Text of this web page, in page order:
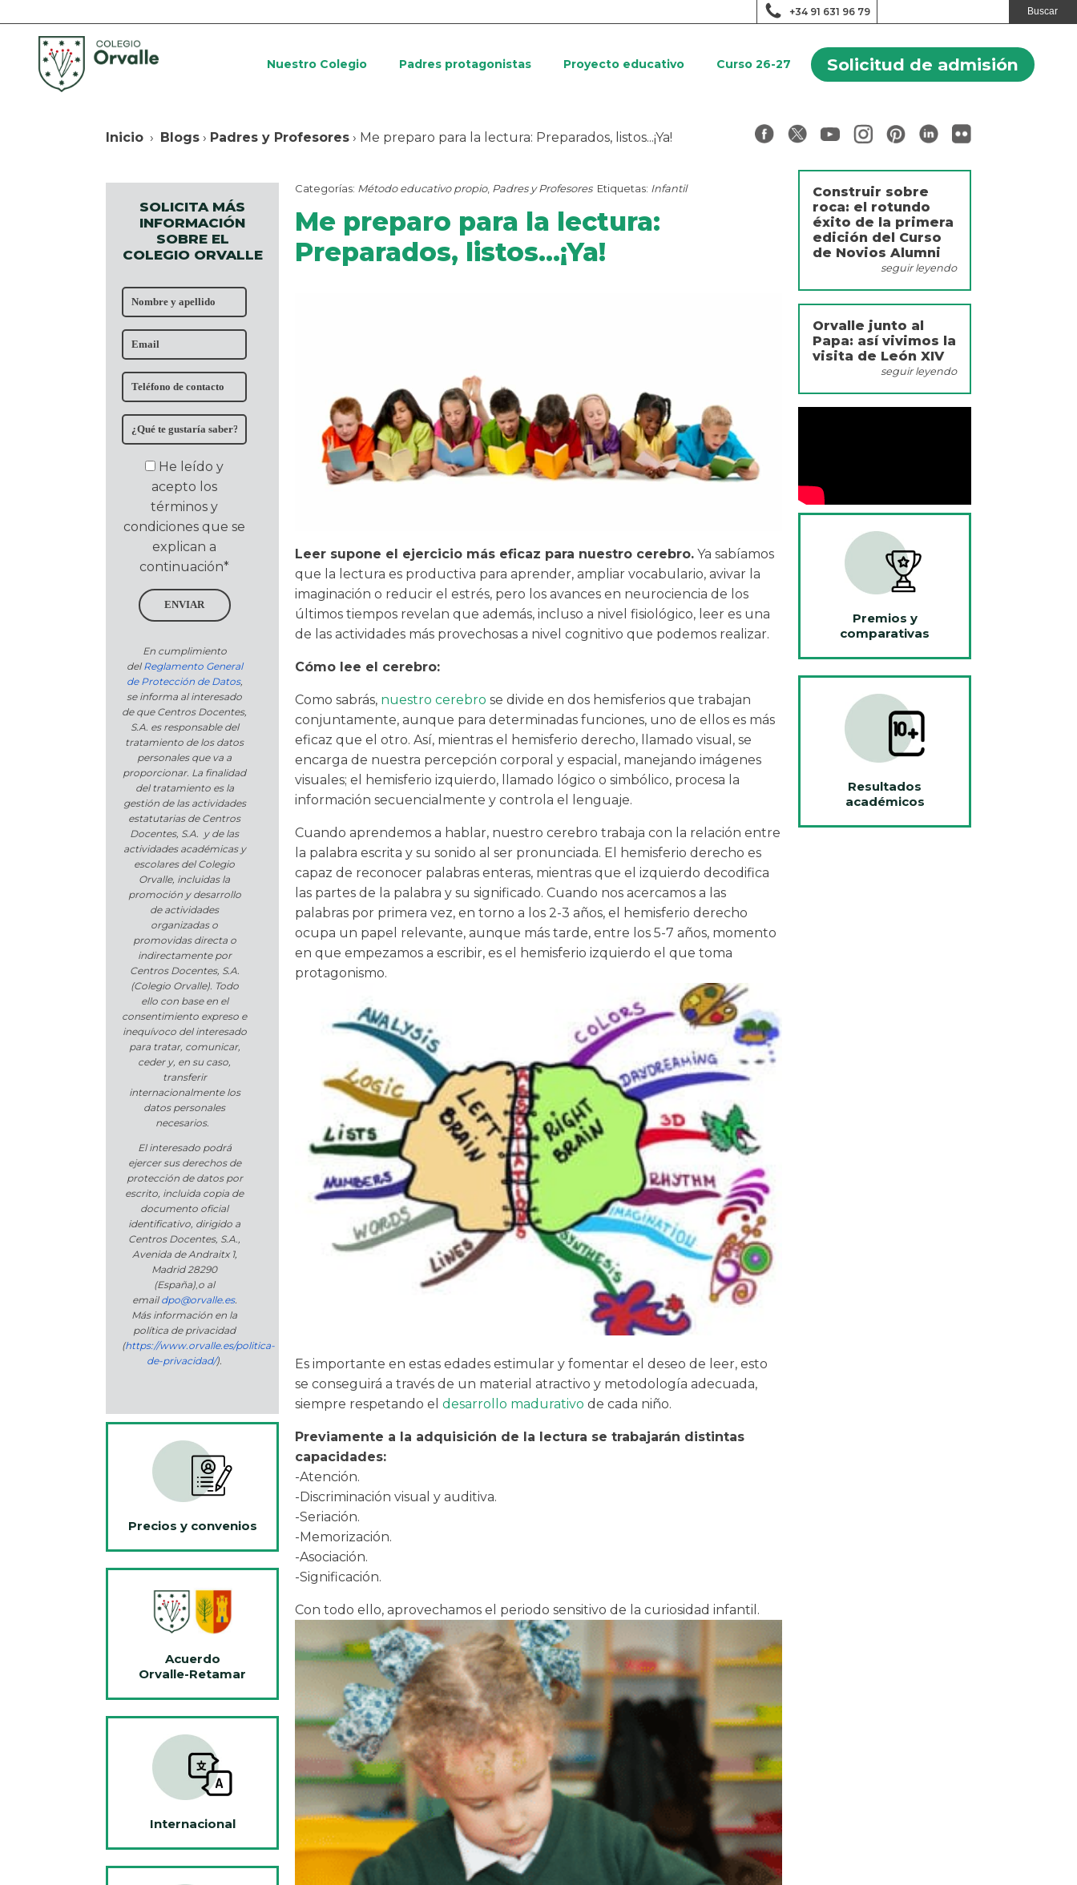
+34 91 631 96 79
Nuestro Colegio Padres protagonistas Proyecto educativo Curso 26-27 Solicitud de admisión
Inicio › Blogs › Padres y Profesores › Me preparo para la lectura: Preparados, listos...¡Ya!
SOLICITA MÁS
INFORMACIÓN
SOBRE EL
COLEGIO ORVALLE
He leído y
acepto los
términos y
condiciones que se
explican a
continuación*
ENVIAR
En cumplimiento
delReglamento General
de Protección de Datos,
se informa al interesado
de que Centros Docentes,
S.A. es responsable del
tratamiento de los datos
personales que va a
proporcionar. La finalidad
del tratamiento es la
gestión de las actividades
estatutarias de Centros
Docentes, S.A. y de las
actividades académicas y
escolares del Colegio
Orvalle, incluidas la
promoción y desarrollo
de actividades
organizadas o
promovidas directa o
indirectamente por
Centros Docentes, S.A.
(Colegio Orvalle). Todo
ello con base en el
consentimiento expreso e
inequívoco del interesado
para tratar, comunicar,
ceder y, en su caso,
transferir
internacionalmente los
datos personales
necesarios.
El interesado podrá
ejercer sus derechos de
protección de datos por
escrito, incluida copia de
documento oficial
identificativo, dirigido a
Centros Docentes, S.A.,
Avenida de Andraitx 1,
Madrid 28290
(España),o al
emaildpo@orvalle.es.
Más información en la
política de privacidad
(https://www.orvalle.es/politica-
de-privacidad/).
Precios y convenios
Acuerdo
Orvalle-Retamar
Internacional
Categorías: Método educativo propio, Padres y Profesores Etiquetas: Infantil
Me preparo para la lectura:
Preparados, listos...¡Ya!
Leer supone el ejercicio más eficaz para nuestro cerebro. Ya sabíamos
que la lectura es productiva para aprender, ampliar vocabulario, avivar la
imaginación o reducir el estrés, pero los avances en neurociencia de los
últimos tiempos revelan que además, incluso a nivel fisiológico, leer es una
de las actividades más provechosas a nivel cognitivo que podemos realizar.
Cómo lee el cerebro:
Como sabrás, nuestro cerebro se divide en dos hemisferios que trabajan
conjuntamente, aunque para determinadas funciones, uno de ellos es más
eficaz que el otro. Así, mientras el hemisferio derecho, llamado visual, se
encarga de nuestra percepción corporal y espacial, manejando imágenes
visuales; el hemisferio izquierdo, llamado lógico o simbólico, procesa la
información secuencialmente y controla el lenguaje.
Cuando aprendemos a hablar, nuestro cerebro trabaja con la relación entre
la palabra escrita y su sonido al ser pronunciada. El hemisferio derecho es
capaz de reconocer palabras enteras, mientras que el izquierdo decodifica
las partes de la palabra y su significado. Cuando nos acercamos a las
palabras por primera vez, en torno a los 2-3 años, el hemisferio derecho
ocupa un papel relevante, aunque más tarde, entre los 5-7 años, momento
en que empezamos a escribir, es el hemisferio izquierdo el que toma
protagonismo.
Es importante en estas edades estimular y fomentar el deseo de leer, esto
se conseguirá a través de un material atractivo y metodología adecuada,
siempre respetando el desarrollo madurativo de cada niño.
Previamente a la adquisición de la lectura se trabajarán distintas
capacidades:
-Atención.
-Discriminación visual y auditiva.
-Seriación.
-Memorización.
-Asociación.
-Significación.
Con todo ello, aprovechamos el periodo sensitivo de la curiosidad infantil.
Construir sobre
roca: el rotundo
éxito de la primera
edición del Curso
de Novios Alumni
seguir leyendo
Orvalle junto al
Papa: así vivimos la
visita de León XIV
seguir leyendo
Premios y
comparativas
Resultados
académicos